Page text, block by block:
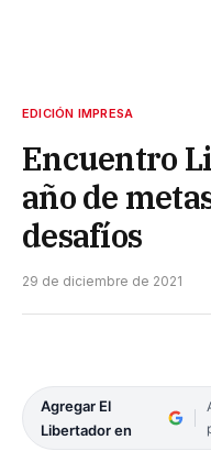
EDICIÓN IMPRESA
Encuentro
año de
desafíos
29 de diciembre de 2021
Agregar El
Libertador en